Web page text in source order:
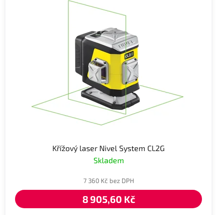
Křížový laser Nivel System CL2G
Skladem
7 360 Kč bez DPH
8 905,60 Kč